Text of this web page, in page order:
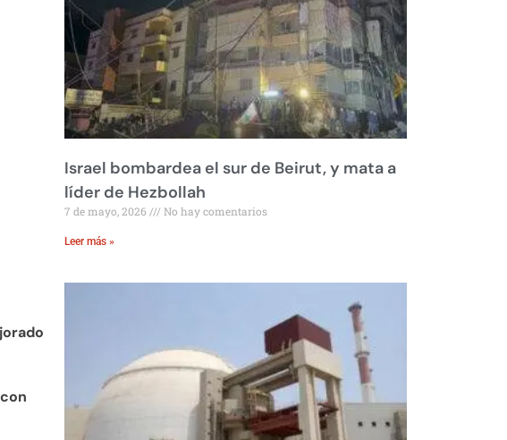
Israel bombardea el sur de Beirut, y mata a
líder de Hezbollah
7 de mayo, 2026 No hay comentarios
Leer más »